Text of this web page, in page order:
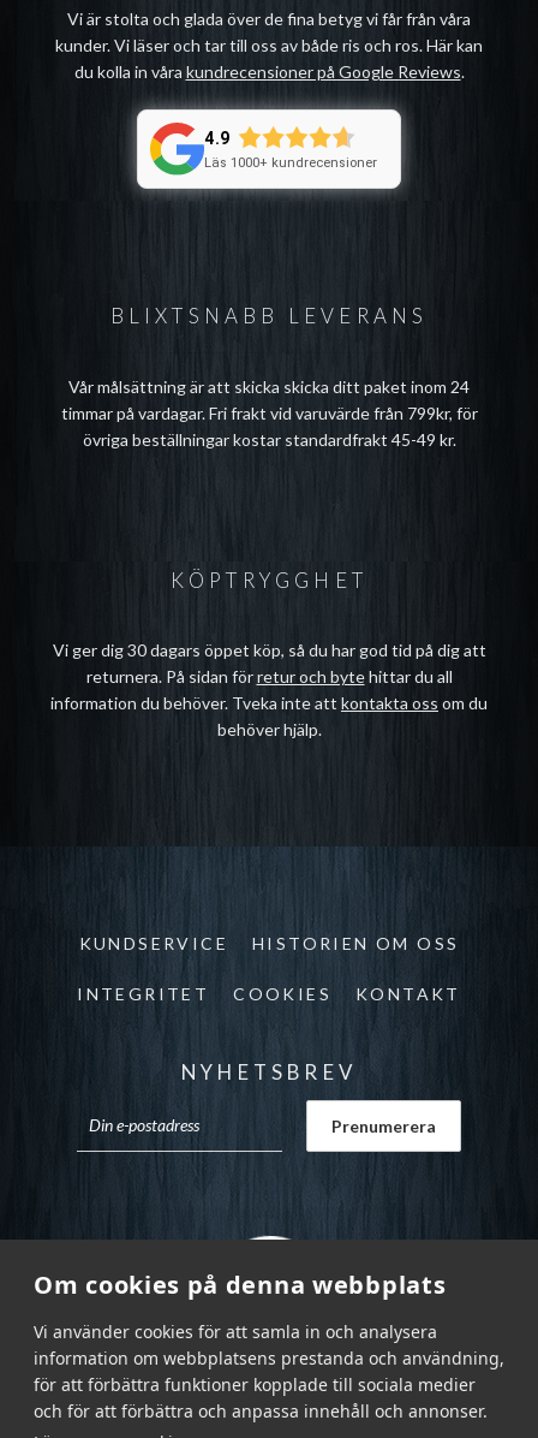
Om cookies på denna webbplats
Vi använder cookies för att samla in och analysera
information om webbplatsens prestanda och användning,
för att förbättra funktioner kopplade till sociala medier
och för att förbättra och anpassa innehåll och annonser.
BLIXTSNABB LEVERANS
Vår målsättning är att skicka skicka ditt paket inom 24
timmar på vardagar. Fri frakt vid varuvärde från 799kr, för
övriga beställningar kostar standardfrakt 45-49 kr.
Vi är stolta och glada över de fina betyg vi får från våra
kunder. Vi läser och tar till oss av både ris och ros. Här kan
du kolla in våra kundrecensioner på Google Reviews.
4.9
Läs 1000+ kundrecensioner
KÖPTRYGGHET
Vi ger dig 30 dagars öppet köp, så du har god tid på dig att
returnera. På sidan förretur och bytehittar du all
information du behöver. Tveka inte att kontakta oss om du
behöver hjälp.
KUNDSERVICE HISTORIEN OM OSS
INTEGRITET COOKIES KONTAKT
NYHETSBREV